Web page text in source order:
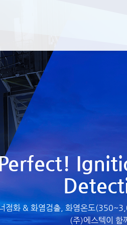
점화 & 화염검출, 화염온도
(주)에스텍이 함